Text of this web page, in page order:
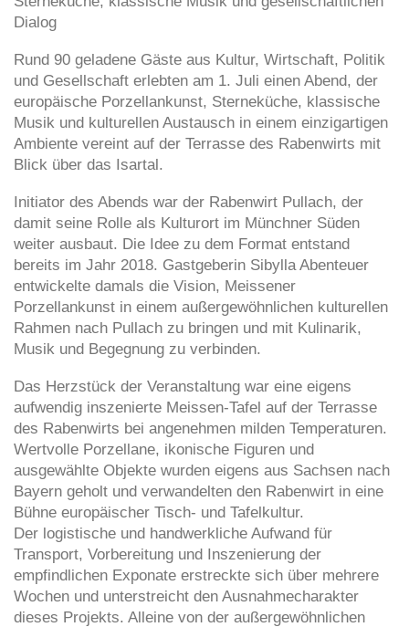
Dialog
Rund 90 geladene Gäste aus Kultur, Wirtschaft, Politik
und Gesellschaft erlebten am 1. Juli einen Abend, der
europäische Porzellankunst, Sterneküche, klassische
Musik und kulturellen Austausch in einem einzigartigen
Ambiente vereint auf der Terrasse des Rabenwirts mit
Blick über das Isartal.
Initiator des Abends war der Rabenwirt Pullach, der
damit seine Rolle als Kulturort im Münchner Süden
weiter ausbaut. Die Idee zu dem Format entstand
bereits im Jahr 2018. Gastgeberin Sibylla Abenteuer
entwickelte damals die Vision, Meissener
Porzellankunst in einem außergewöhnlichen kulturellen
Rahmen nach Pullach zu bringen und mit Kulinarik,
Musik und Begegnung zu verbinden.
Das Herzstück der Veranstaltung war eine eigens
aufwendig inszenierte Meissen-Tafel auf der Terrasse
des Rabenwirts bei angenehmen milden Temperaturen.
Wertvolle Porzellane, ikonische Figuren und
ausgewählte Objekte wurden eigens aus Sachsen nach
Bayern geholt und verwandelten den Rabenwirt in eine
Bühne europäischer Tisch- und Tafelkultur.
Der logistische und handwerkliche Aufwand für
Transport, Vorbereitung und Inszenierung der
empfindlichen Exponate erstreckte sich über mehrere
Wochen und unterstreicht den Ausnahmecharakter
dieses Projekts. Alleine von der außergewöhnlichen